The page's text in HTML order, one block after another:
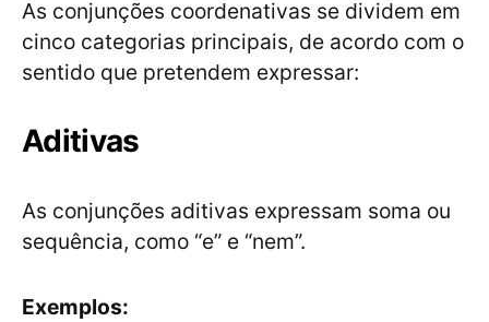
As conjunções coordenativas se dividem em
cinco categorias principais, de acordo com o
sentido que pretendem expressar:
Aditivas
As conjunções aditivas expressam soma ou
sequência, como “e” e “nem”.
Exemplos: